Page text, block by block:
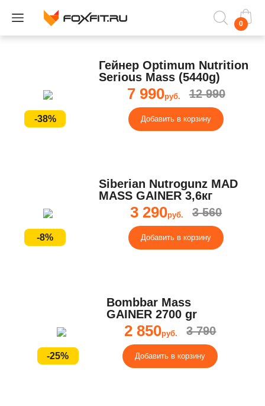
0
Гейнер Optimum Nutrition
Serious Mass (5440g)
7 990руб. 12 990
-38% Добавить в корзину
Siberian Nutrogunz MAD
MASS GAINER 3,6кг
3 290руб. 3 560
-8% Добавить в корзину
Bombbar Mass
GAINER 2700 gr
2 850руб. 3 790
-25% Добавить в корзину